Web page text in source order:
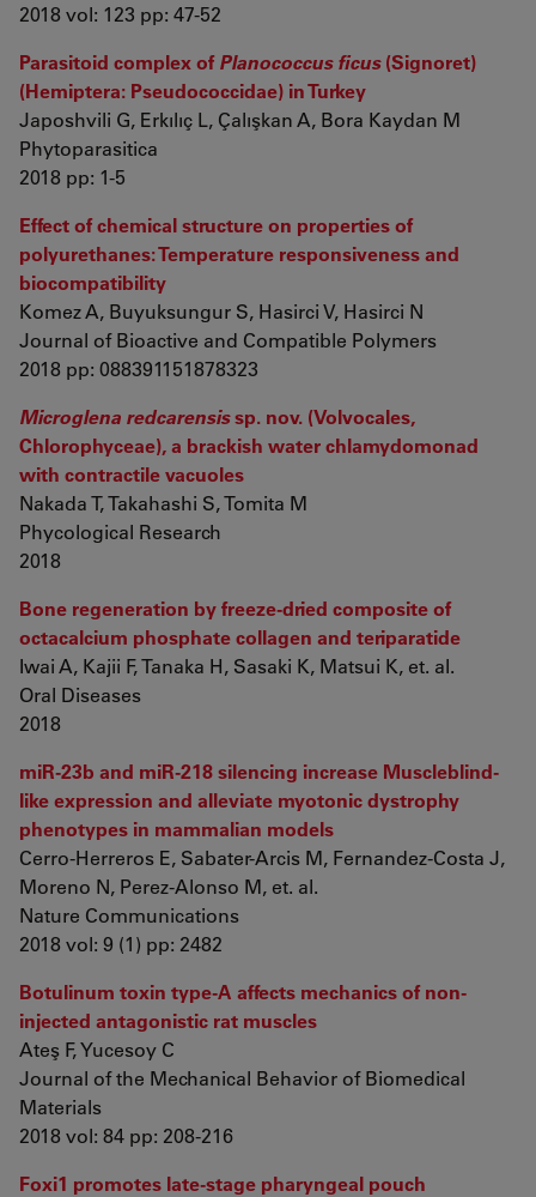
2018 vol: 123 pp: 47-52
Parasitoid complex ofPlanococcus ficus(Signoret)
(Hemiptera: Pseudococcidae) in Turkey
Japoshvili G, Erkılıç L, Çalışkan A, Bora Kaydan M
Phytoparasitica
2018 pp: 1-5
Effect of chemical structure on properties of
polyurethanes: Temperature responsiveness and
biocompatibility
Komez A, Buyuksungur S, Hasirci V, Hasirci N
Journal of Bioactive and Compatible Polymers
2018 pp: 088391151878323
Microglena redcarensissp. nov. (Volvocales,
Chlorophyceae), a brackish water chlamydomonad
with contractile vacuoles
Nakada T, Takahashi S, Tomita M
Phycological Research
2018
Bone regeneration by freeze-dried composite of
octacalcium phosphate collagen and teriparatide
Iwai A, Kajii F, Tanaka H, Sasaki K, Matsui K, et. al.
Oral Diseases
2018
miR-23b and miR-218 silencing increase Muscleblind-
like expression and alleviate myotonic dystrophy
phenotypes in mammalian models
Cerro-Herreros E, Sabater-Arcis M, Fernandez-Costa J,
Moreno N, Perez-Alonso M, et. al.
Nature Communications
2018 vol: 9 (1) pp: 2482
Botulinum toxin type-A affects mechanics of non-
injected antagonistic rat muscles
Ateş F, Yucesoy C
Journal of the Mechanical Behavior of Biomedical
Materials
2018 vol: 84 pp: 208-216
Foxi1 promotes late-stage pharyngeal pouch